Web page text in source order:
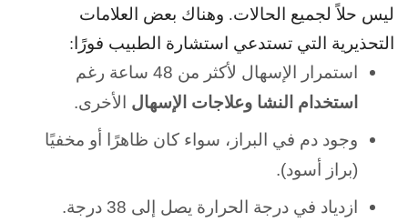
ليس حلاً لجميع الحالات. وهناك بعض العلامات
التحذيرية التي تستدعي استشارة الطبيب فورًا:
استمرار الإسهال لأكثر من 48 ساعة رغم
استخدام النشا وعلاجات الإسهال الأخرى.
وجود دم في البراز، سواء كان ظاهرًا أو مخفيًا
(براز أسود).
ازدياد في درجة الحرارة يصل إلى 38 درجة.